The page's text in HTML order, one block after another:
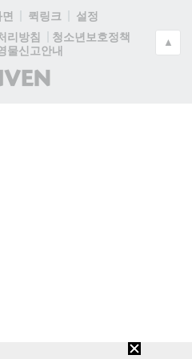
퀵링크
설정
리방침
청소년보호정책
물신고안내
(주)
인
▲